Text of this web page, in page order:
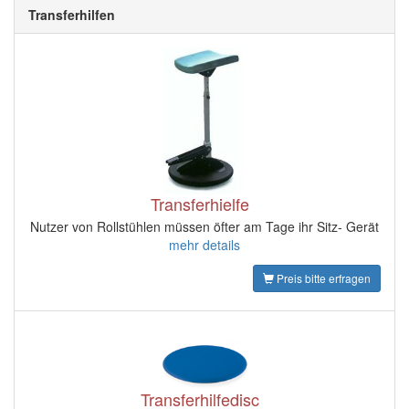
Transferhilfen
Transferhielfe
Nutzer von Rollstühlen müssen öfter am Tage ihr Sitz- Gerät
mehr details
Preis bitte erfragen
Transferhilfedisc